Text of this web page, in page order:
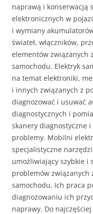
naprawą i konserwacją
elektronicznych w
i wymiany
świateł, włączników,
elementów związanych
samochodu. Elektryk
na temat elektroniki,
i innych związanych z
diagnozować i usuwać
diagnostycznych i
skanery diagnostyczne
problemy. Mobilni
specjalistyczne
umożliwiający szybkie i
problemów związanych
samochodu. Ich praca
diagnozowaniu ich
naprawy. Do